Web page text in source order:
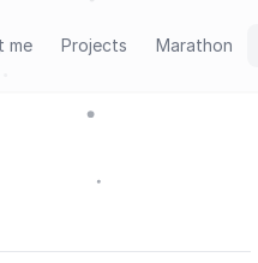
me Projects Marathon